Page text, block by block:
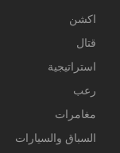
اكشن
قتال
استراتيجية
رعب
مغامرات
السباق والسيارات